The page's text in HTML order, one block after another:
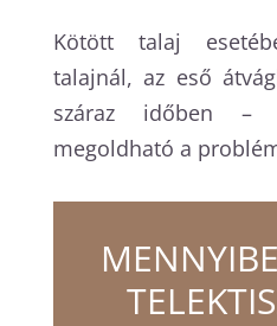
Kötött talaj
talajnál, az eső
száraz időben –
megoldható a